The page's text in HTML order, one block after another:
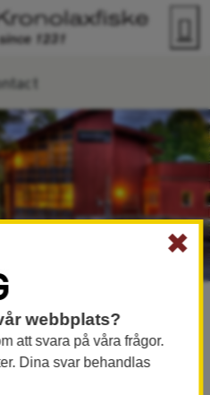
Go to content
to provide you with
you write the
✖
webbplats?
att svara på våra frågor.
Dina svar behandlas